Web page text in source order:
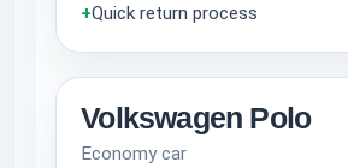
+Quick return process
Volkswagen Polo
Economy car